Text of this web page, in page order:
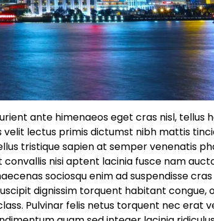
ante himenaeos eget cras nisl, tellus
lectus primis dictumst nibh mattis
tristique sapien at semper venenatis
nisi aptent lacinia fusce nam
sociosqu enim ad suspendisse cras
dignissim torquent habitant congue,
Pulvinar felis netus torquent nec erat